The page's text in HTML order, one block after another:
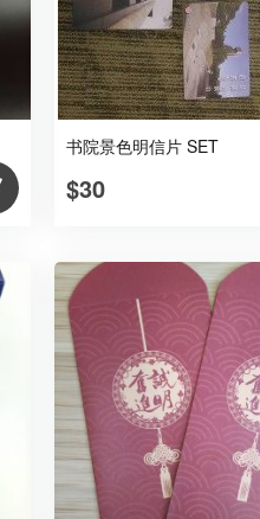
书院景色明信片 SET
$30